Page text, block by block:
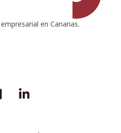
en Canarias.